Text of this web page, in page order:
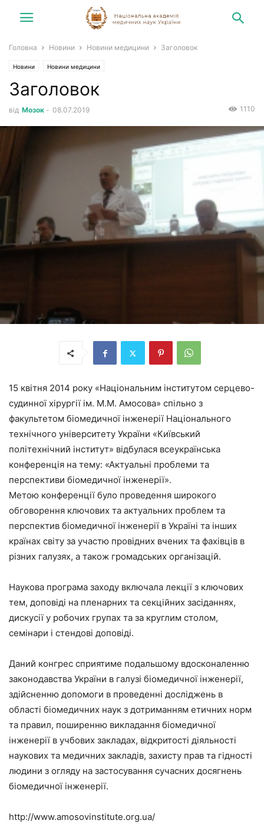
Головна Новини Новини медицини Заголовок
Новини Новини медицини
Заголовок
від Мозок - 08.07.2019 1110
15 квітня 2014 року «Національним інститутом серцево-
судинної хірургії ім. М.М. Амосова» спільно з
факультетом біомедичної інженерії Національного
технічного університету України «Київський
політехнічний інститут» відбулася всеукраїнська
конференція на тему: «Актуальні проблеми та
перспективи біомедичної інженерії».
Метою конференції було проведення широкого
обговорення ключових та актуальних проблем та
перспектив біомедичної інженерії в Україні та інших
країнах світу за участю провідних вчених та фахівців в
різних галузях, а також громадських організацій.
Наукова програма заходу включала лекції з ключових
тем, доповіді на пленарних та секційних засіданнях,
дискусії у робочих групах та за круглим столом,
семінари і стендові доповіді.
Даний конгрес сприятиме подальшому вдосконаленню
законодавства України в галузі біомедичної інженерії,
здійсненню допомоги в проведенні досліджень в
області біомедичних наук з дотриманням етичних норм
та правил, поширенню викладання біомедичної
інженерії в учбових закладах, відкритості діяльності
наукових та медичних закладів, захисту прав та гідності
людини з огляду на застосування сучасних досягнень
біомедичної інженерії.
http://www.amosovinstitute.org.ua/